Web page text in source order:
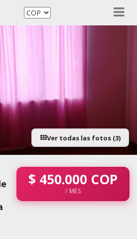
Ver todas las fotos (3)
$ 450.000 COP
/ MES